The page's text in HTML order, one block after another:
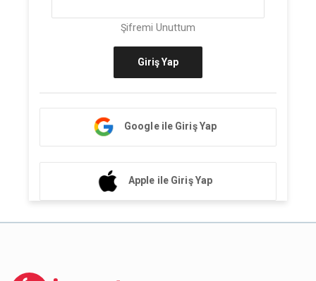
Şifremi Unuttum
Giriş Yap
Google ile Giriş Yap
Apple ile Giriş Yap